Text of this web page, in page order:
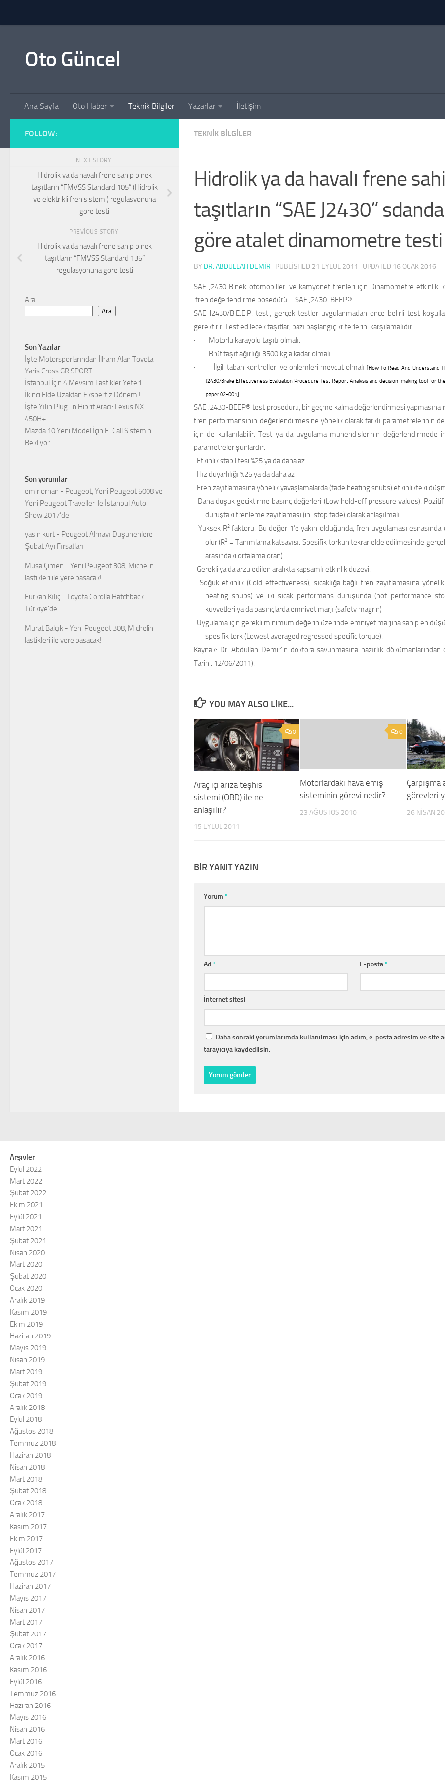
Oto Güncel
Ana Sayfa Oto Haber Teknik Bilgiler Yazarlar İletişim
TEKNIK BILGILER
Hidrolik ya da havalı frene
taşıtların “SAE J2430”
göre atalet dinamometre testi
BY DR. ABDULLAH DEMİR · PUBLISHED 21 EYLÜL 2011 · UPDATED 16 OCAK 2016
SAE J2430 Binek otomobilleri ve kamyonet frenleri için Dinamometre etkinlik
fren değerlendirme posedürü – SAE J2430-BEEP®
SAE J2430/B.E.E.P. testi; gerçek testler uygulanmadan önce belirli test
gerektirir. Test edilecek taşıtlar, bazı başlangıç kriterlerini karşılamalıdır.
·
Motorlu karayolu taşıtı olmalı.
·
Brüt taşıt ağırlığı 3500 kg’a kadar olmalı.
·
İlgili taban kontrolleri ve önlemleri mevcut olmalı [How To Read And Understand
J2430/Brake Effectiveness Evaluation Procedure Test Report Analysis and decision-making tool for
paper 02-001]
SAE J2430-BEEP® test prosedürü, bir geçme kalma değerlendirmesi yapmasına
fren performansının değerlendirmesine yönelik olarak farklı parametrelerinin
için de kullanılabilir. Test ya da uygulama mühendislerinin değerlendirmede
parametreler şunlardır.
Etkinlik stabilitesi %25 ya da daha az
Hız duyarlılığı %25 ya da daha az
Fren zayıflamasına yönelik yavaşlamalarda (fade heating snubs) etkinlikteki
Daha düşük geciktirme basınç değerleri (Low hold-off pressure values). Pozitif
duruştaki frenleme zayıflaması (in-stop fade) olarak anlaşılmalı
Yüksek R2faktörü. Bu değer 1’e yakın olduğunda, fren uygulaması esnasında
olur (R2 = Tanımlama katsayısı. Spesifik torkun tekrar elde edilmesinde
arasındaki ortalama oran)
Gerekli ya da arzu edilen aralıkta kapsamlı etkinlik düzeyi.
Soğuk etkinlik (Cold effectiveness), sıcaklığa bağlı fren zayıflamasına
heating snubs) ve iki sıcak performans duruşunda (hot performance
kuvvetleri ya da basınçlarda emniyet marjı (safety magrin)
Uygulama için gerekli minimum değerin üzerinde emniyet marjına sahip en
spesifik tork (Lowest averaged regressed specific torque).
Kaynak: Dr. Abdullah Demir’in doktora savunmasına hazırlık
Tarihi: 12/06/2011).
YOU MAY ALSO LIKE...
0
Araç içi arıza teşhis
sistemi (OBD) ile ne
anlaşılır?
15 EYLÜL 2011
0
Motorlardaki hava emiş
sisteminin görevi nedir?
23 AĞUSTOS 2010
Çarpışma
görevleri
26 NISAN
BIR YANIT YAZIN
Yorum *
Ad * E-posta*
İnternet sitesi
Daha sonraki yorumlarımda kullanılması için adım, e-posta adresim ve site
tarayıcıya kaydedilsin.
FOLLOW:
NEXT STORY
Hidrolik ya da havalı frene sahip binek
taşıtların “FMVSS Standard 105” (Hidrolik
ve elektrikli fren sistemi) regülasyonuna
göre testi
PREVIOUS STORY
Hidrolik ya da havalı frene sahip binek
taşıtların “FMVSS Standard 135”
regülasyonuna göre testi
Ara
Ara
Son Yazılar
İşte Motorsporlarından İlham Alan Toyota
Yaris Cross GR SPORT
İstanbul İçin 4 Mevsim Lastikler Yeterli
İkinci Elde Uzaktan Ekspertiz Dönemi!
İşte Yılın Plug-in Hibrit Aracı: Lexus NX
450H+
Mazda 10 Yeni Model İçin E-Call Sistemini
Bekliyor
Son yorumlar
emir orhan - Peugeot, Yeni Peugeot 5008 ve
Yeni Peugeot Traveller ile İstanbul Auto
Show 2017’de
yasin kurt - Peugeot Almayı Düşünenlere
Şubat Ayı Fırsatları
Musa Çimen - Yeni Peugeot 308, Michelin
lastikleri ile yere basacak!
Furkan Kılıç - Toyota Corolla Hatchback
Türkiye’de
Murat Balçık - Yeni Peugeot 308, Michelin
lastikleri ile yere basacak!
Arşivler
Eylül 2022
Mart 2022
Şubat 2022
Ekim 2021
Eylül 2021
Mart 2021
Şubat 2021
Nisan 2020
Mart 2020
Şubat 2020
Ocak 2020
Aralık 2019
Kasım 2019
Ekim 2019
Haziran 2019
Mayıs 2019
Nisan 2019
Mart 2019
Şubat 2019
Ocak 2019
Aralık 2018
Eylül 2018
Ağustos 2018
Temmuz 2018
Haziran 2018
Nisan 2018
Mart 2018
Şubat 2018
Ocak 2018
Aralık 2017
Kasım 2017
Ekim 2017
Eylül 2017
Ağustos 2017
Temmuz 2017
Haziran 2017
Mayıs 2017
Nisan 2017
Mart 2017
Şubat 2017
Ocak 2017
Aralık 2016
Kasım 2016
Eylül 2016
Temmuz 2016
Haziran 2016
Mayıs 2016
Nisan 2016
Mart 2016
Ocak 2016
Aralık 2015
Kasım 2015